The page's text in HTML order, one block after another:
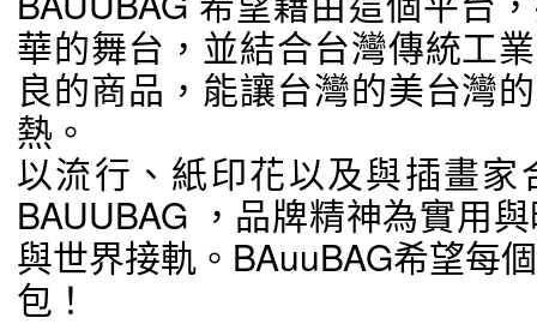
華的舞台，並結合台灣傳統工
良的商品，能讓台灣的美台灣
熱。
以流行、紙印花以及與插畫
BAUUBAG ，品牌精神為實用
與世界接軌。BAuuBAG希望每
包！